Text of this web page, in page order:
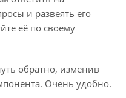
и развеять его
её по своему
обратно, изменив
Очень удобно.